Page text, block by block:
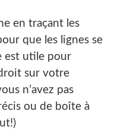
en traçant les
que les lignes se
est utile pour
sur votre
n’avez pas
ou de boîte à